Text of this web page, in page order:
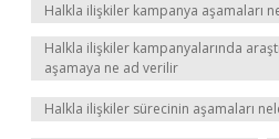
Halkla ilişkiler kampanya aşamaları
Halkla ilişkiler kampanyalarında
aşamaya ne ad verilir
Halkla ilişkiler sürecinin aşamaları